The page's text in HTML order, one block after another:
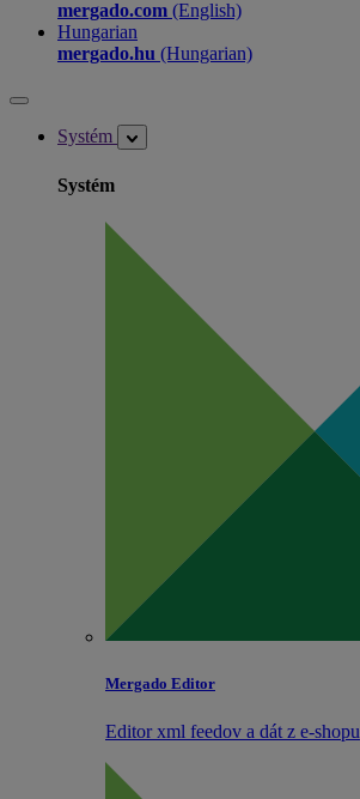
mergado.com (English)
Hungarian
mergado.hu (Hungarian)
Systém
Systém
Mergado Editor
Editor xml feedov a dát z e‑shopu